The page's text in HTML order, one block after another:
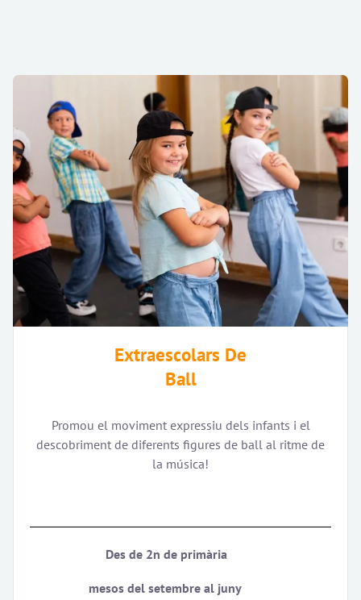
Extraescolars De
Ball
Promou el moviment expressiu dels infants i el
descobriment de diferents figures de ball al ritme de
la música!
Des de 2n de primària
mesos del setembre al juny